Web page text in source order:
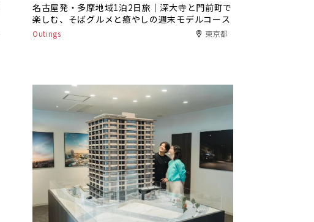
名古屋発・多摩地域1泊2日旅｜深大寺と門前町で
楽しむ、そばグルメと癒やしの週末モデルコース
Outings 東京都